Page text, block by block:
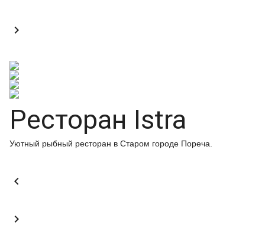

Ресторан Istra
Уютный рыбный ресторан в Старом городе Пореча.

